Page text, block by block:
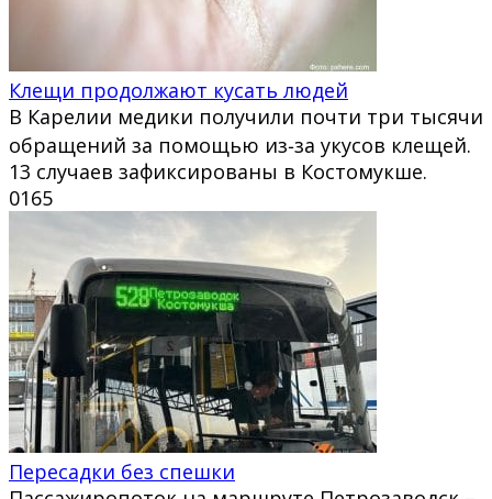
Клещи продолжают кусать людей
В Карелии медики получили почти три тысячи
обращений за помощью из‑за укусов клещей.
13 случаев зафиксированы в Костомукше.
0165
Пересадки без спешки